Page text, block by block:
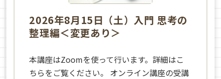
2026年8月15日（土）入門 思考の
整理編＜変更あり＞
本講座はZoomを使って行います。詳細はこ
ちらをご覧ください。 オンライン講座の受講